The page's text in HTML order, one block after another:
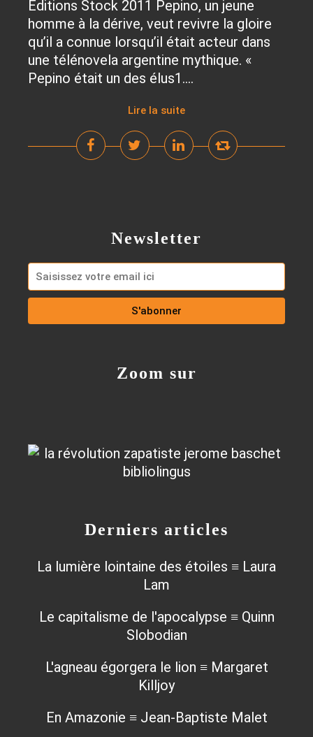
Éditions Stock 2011 Pepino, un jeune
homme à la dérive, veut revivre la gloire
qu’il a connue lorsqu’il était acteur dans
une télénovela argentine mythique. «
Pepino était un des élus1....
Lire la suite
Newsletter
Derniers articles
La lumière lointaine des étoiles ≡ Laura
Lam
Le capitalisme de l'apocalypse ≡ Quinn
Slobodian
L'agneau égorgera le lion ≡ Margaret
Killjoy
En Amazonie ≡ Jean-Baptiste Malet
Zoom sur